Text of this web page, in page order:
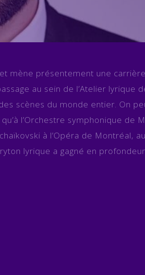
mène présentement une
au sein de l’Atelier lyrique
scènes du monde entier. On
l’Orchestre symphonique de
à l’Opéra de Montréal,
lyrique a gagné en